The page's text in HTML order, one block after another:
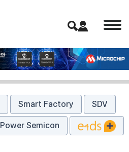
Smart Factory SDV
Power Semicon